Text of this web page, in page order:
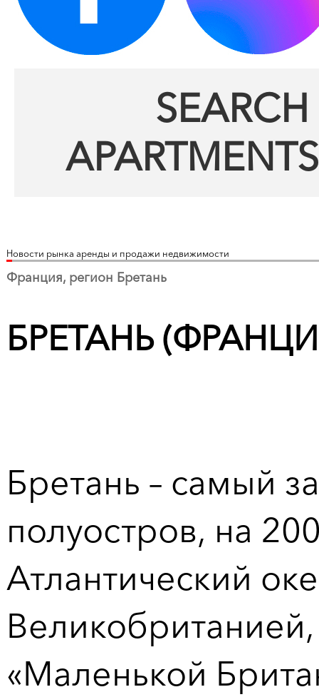
Новости рынка аренды и продажи недвижимости
Франция, регион Бретань
БРЕТАНЬ
Бретань – самый
полуостров, на
Атлантический
«Маленькой